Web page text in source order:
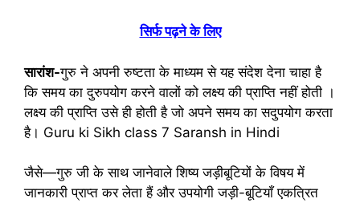
सिर्फ पढ़ने के लिए
सारांश-गुरु ने अपनी रुष्टता के माध्यम से यह संदेश देना चाहा है
कि समय का दुरुपयोग करने वालों को लक्ष्य की प्राप्ति नहीं होती ।
लक्ष्य की प्राप्ति उसे ही होती है जो अपने समय का सदुपयोग करता
है। Guru ki Sikh class 7 Saransh in Hindi
जैसे—गुरु जी के साथ जानेवाले शिष्य जड़ीबूटियों के विषय में
जानकारी प्राप्त कर लेता हैं और उपयोगी जड़ी-बूटियाँ एकत्रित